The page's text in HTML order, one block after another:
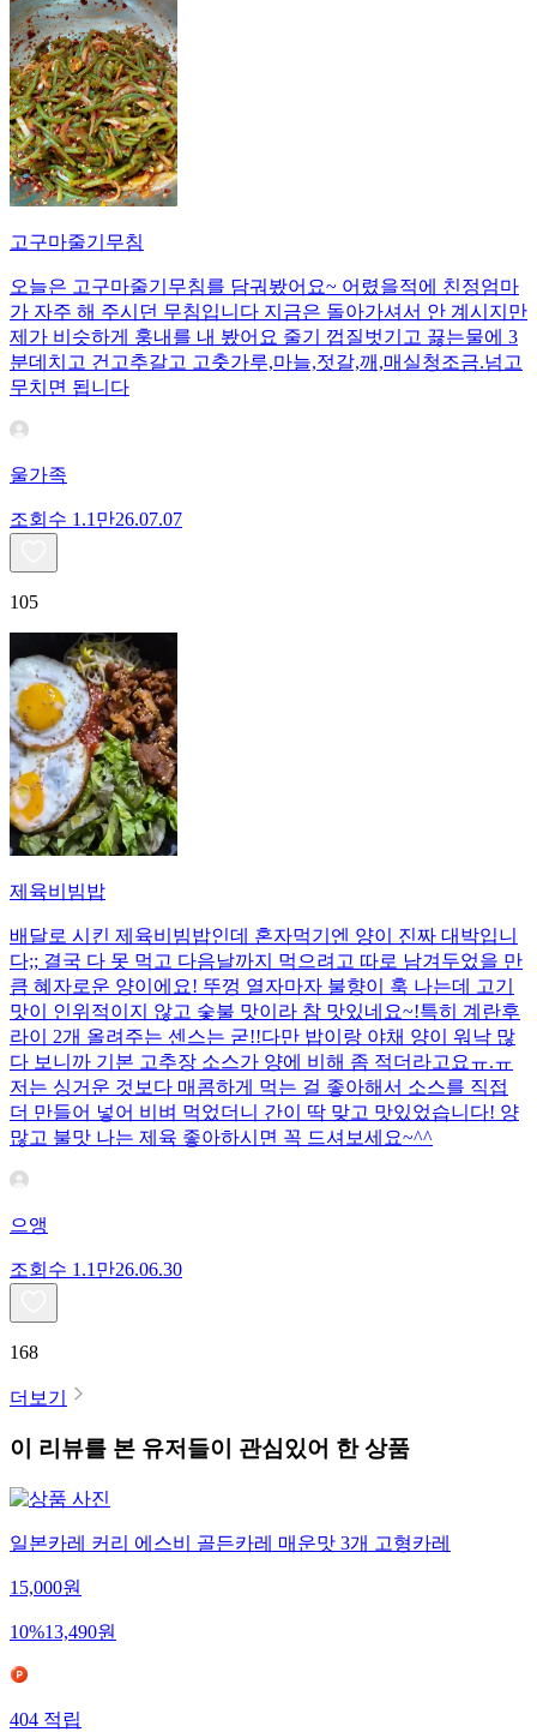
고구마줄기무침
오늘은 고구마줄기무침를 담궈봤어요~ 어렸을적에 친정엄마
가 자주 해 주시던 무침입니다 지금은 돌아가셔서 안 계시지만
제가 비슷하게 훙내를 내 봤어요 줄기 껍질벗기고 끓는물에 3
분데치고 건고추갈고 고춧가루,마늘,젓갈,깨,매실청조금.넘고
무치면 됩니다
울가족
조회수 1.1만26.07.07
105
제육비빔밥
배달로 시킨 제육비빔밥인데 혼자먹기엔 양이 진짜 대박입니
다;; 결국 다 못 먹고 다음날까지 먹으려고 따로 남겨두었을 만
큼 혜자로운 양이에요! 뚜껑 열자마자 불향이 훅 나는데 고기
맛이 인위적이지 않고 숯불 맛이라 참 맛있네요~!특히 계란후
라이 2개 올려주는 센스는 굳!! ​다만 밥이랑 야채 양이 워낙 많
다 보니까 기본 고추장 소스가 양에 비해 좀 적더라고요ㅠ.ㅠ
저는 싱거운 것보다 매콤하게 먹는 걸 좋아해서 소스를 직접
더 만들어 넣어 비벼 먹었더니 간이 딱 맞고 맛있었습니다! 양
많고 불맛 나는 제육 좋아하시면 꼭 드셔보세요~^^
으앵
조회수 1.1만26.06.30
168
더보기
이 리뷰를 본 유저들이 관심있어 한 상품
일본카레 커리 에스비 골든카레 매운맛 3개 고형카레
15,000원
10%13,490원
404 적립